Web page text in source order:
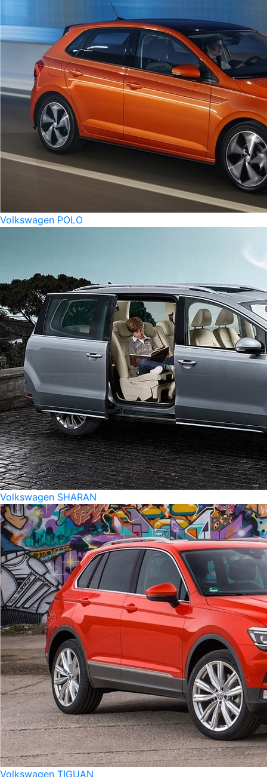
Volkswagen POLO
Volkswagen SHARAN
Volkswagen TIGUAN